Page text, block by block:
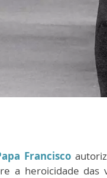
Francisco
a heroicidade das